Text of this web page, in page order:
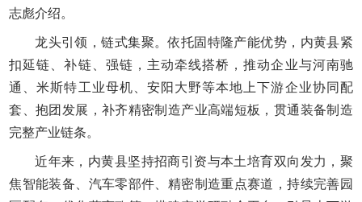
志彪介绍。
龙头引领，链式集聚。依托固特隆产能优势，内黄县紧
扣延链、补链、强链，主动牵线搭桥，推动企业与河南驰
通、米斯特工业母机、安阳大野等本地上下游企业协同配
套、抱团发展，补齐精密制造产业高端短板，贯通装备制造
完整产业链条。
近年来，内黄县坚持招商引资与本土培育双向发力，聚
焦智能装备、汽车零部件、精密制造重点赛道，持续完善园